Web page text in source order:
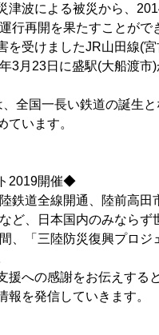
波による被災から、
行再開を果たすことがで
を受けましたJR山田線(
3月23日に盛駅(大船渡
全国一長い鉄道の誕生
ています。
2019開催◆
鉄道全線開通、陸前高田
ど、日本国内のみなら
、「三陸防災復興プロ
への感謝をお伝えする
を発信していきます。